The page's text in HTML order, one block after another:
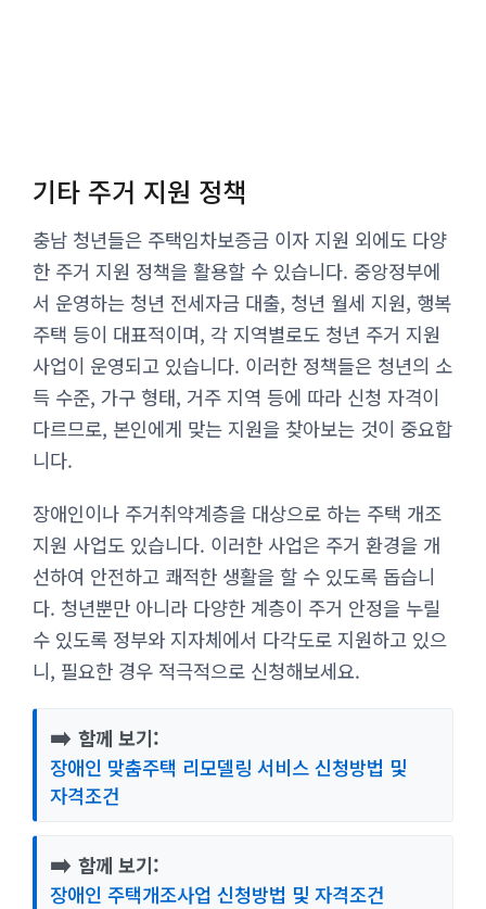
기타 주거 지원 정책
충남 청년들은 주택임차보증금 이자 지원 외에도 다양
한 주거 지원 정책을 활용할 수 있습니다. 중앙정부에
서 운영하는 청년 전세자금 대출, 청년 월세 지원, 행복
주택 등이 대표적이며, 각 지역별로도 청년 주거 지원
사업이 운영되고 있습니다. 이러한 정책들은 청년의 소
득 수준, 가구 형태, 거주 지역 등에 따라 신청 자격이
다르므로, 본인에게 맞는 지원을 찾아보는 것이 중요합
니다.
장애인이나 주거취약계층을 대상으로 하는 주택 개조
지원 사업도 있습니다. 이러한 사업은 주거 환경을 개
선하여 안전하고 쾌적한 생활을 할 수 있도록 돕습니
다. 청년뿐만 아니라 다양한 계층이 주거 안정을 누릴
수 있도록 정부와 지자체에서 다각도로 지원하고 있으
니, 필요한 경우 적극적으로 신청해보세요.
➡️ 함께 보기:
장애인 맞춤주택 리모델링 서비스 신청방법 및
자격조건
➡️ 함께 보기:
장애인 주택개조사업 신청방법 및 자격조건